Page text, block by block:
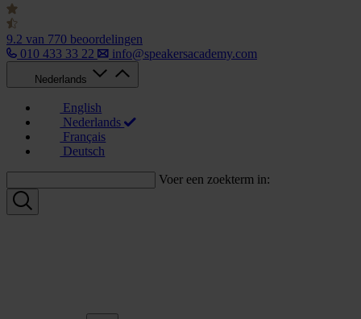
9.2 van 770 beoordelingen
010 433 33 22
info@speakersacademy.com
Nederlands
English
Nederlands
Français
Deutsch
Voer een zoekterm in: